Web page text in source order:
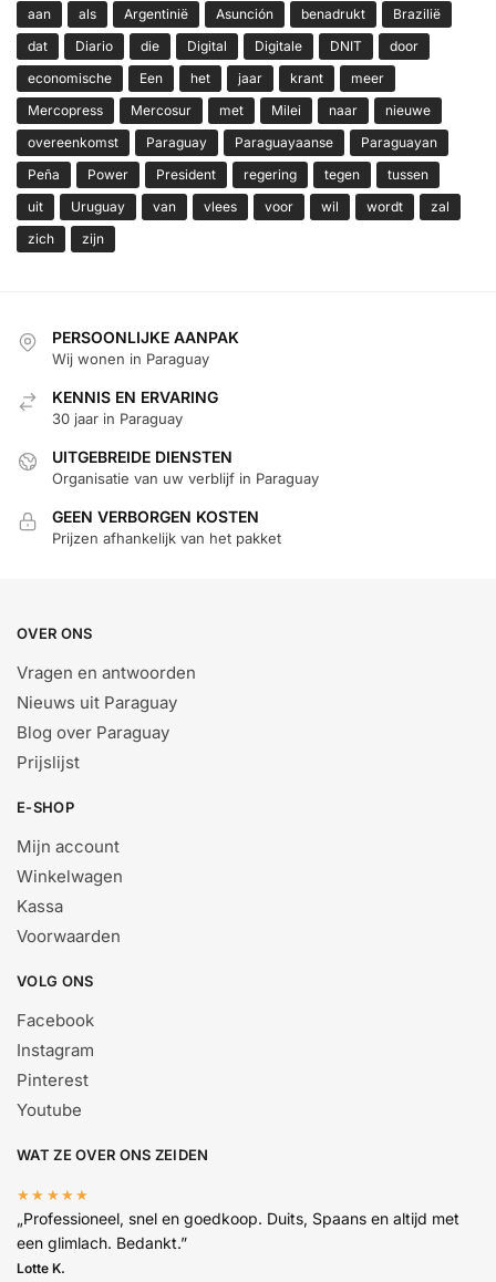
aan als Argentinië Asunción benadrukt
Brazilië
dat
Diario die Digital Digitale DNIT
door
economische
Een het jaar krant
meer
Mercopress
Mercosur met Milei naar
nieuwe
overeenkomst
Paraguay Paraguayaanse
Paraguayan
Peña
Power President regering tegen
tussen
uit
Uruguay van vlees voor wil wordt
zal
zich
zijn
PERSOONLIJKE AANPAK
Wij wonen in Paraguay
KENNIS EN ERVARING
30 jaar in Paraguay
UITGEBREIDE DIENSTEN
Organisatie van uw verblijf in Paraguay
GEEN VERBORGEN KOSTEN
Prijzen afhankelijk van het pakket
OVER ONS
Vragen en antwoorden
Nieuws uit Paraguay
Blog over Paraguay
Prijslijst
E-SHOP
Mijn account
Winkelwagen
Kassa
Voorwaarden
VOLG ONS
Facebook
Instagram
Pinterest
Youtube
WAT ZE OVER ONS ZEIDEN
★★★★★
„Professioneel, snel en goedkoop. Duits, Spaans en altijd met
een glimlach. Bedankt.”
Lotte K.